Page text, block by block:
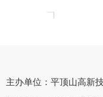
主办单位：平顶山高新